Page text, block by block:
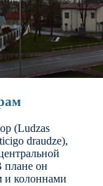
(Ludzas
draudze),
плане он
и колоннами